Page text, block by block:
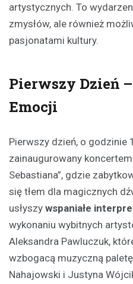
artystycznych. To
zmysłów, ale również
pasjonatami kultury.
Pierwszy Dzień
Emocji
Pierwszy dzień, o godzinie
zainaugurowany koncertem
Sebastiana”, gdzie
się tłem dla magicznych
usłyszy wspaniałe
wykonaniu wybitnych
Aleksandra Pawluczuk,
wzbogacą muzyczną
Nahajowski i Justyna